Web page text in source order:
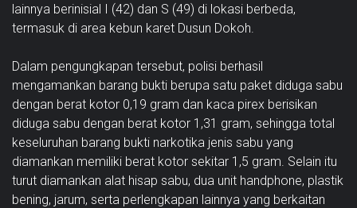
lainnya berinisial I (42) dan S (49) di lokasi berbeda,
termasuk di area kebun karet Dusun Dokoh.
Dalam pengungkapan tersebut, polisi berhasil
mengamankan barang bukti berupa satu paket diduga sabu
dengan berat kotor 0,19 gram dan kaca pirex berisikan
diduga sabu dengan berat kotor 1,31 gram, sehingga total
keseluruhan barang bukti narkotika jenis sabu yang
diamankan memiliki berat kotor sekitar 1,5 gram. Selain itu
turut diamankan alat hisap sabu, dua unit handphone, plastik
bening, jarum, serta perlengkapan lainnya yang berkaitan